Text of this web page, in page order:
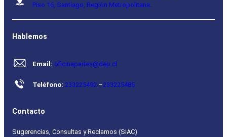
Piso 16, Santiago, Región Metropolitana.
Hablemos
Email: oficinapartes@dep.cl
Teléfono: 233225492 –233225485
Contacto
Sugerencias, Consultas y Reclamos (SIAC)